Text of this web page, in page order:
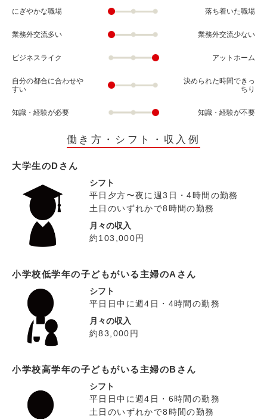
にぎやかな職場 落ち着いた職場
業務外交流多い 業務外交流少ない
ビジネスライク アットホーム
自分の都合に合わせや
すい
決められた時間できっ
ちり
知識・経験が必要 知識・経験が不要
働き方・シフト・収入例
大学生のDさん
シフト
平日夕方〜夜に週3日・4時間の勤務
土日のいずれかで8時間の勤務
月々の収入
約103,000円
小学校低学年の子どもがいる主婦のAさん
シフト
平日日中に週4日・4時間の勤務
月々の収入
約83,000円
小学校高学年の子どもがいる主婦のBさん
シフト
平日日中に週4日・6時間の勤務
土日のいずれかで8時間の勤務